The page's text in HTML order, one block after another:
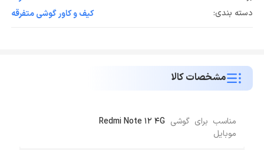
دسته بندی:
کیف و کاور گوشی متفرقه
مشخصات کالا
مناسب برای گوشی
موبایل
Redmi Note 12 4G